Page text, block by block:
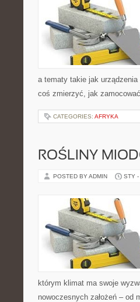
a tematy takie jak
coś zmierzyć, jak
CATEGORIES: AFRYKA
ROŚLINY
POSTED BY ADMIN STY
którym klimat ma swoje
nowoczesnych założeń – od